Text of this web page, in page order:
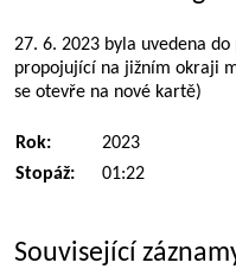
27. 6. 2023 byla uvedena
propojující na jižním okraji
se otevře na nové kartě)
Rok:
2023
Stopáž:
01:22
Související